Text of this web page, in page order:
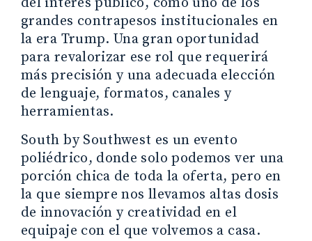
grandes contrapesos institucionales en
la era Trump. Una gran oportunidad
para revalorizar ese rol que requerirá
más precisión y una adecuada elección
de lenguaje, formatos, canales y
herramientas.
South by Southwest es un evento
poliédrico, donde solo podemos ver una
porción chica de toda la oferta, pero en
la que siempre nos llevamos altas dosis
de innovación y creatividad en el
equipaje con el que volvemos a casa.